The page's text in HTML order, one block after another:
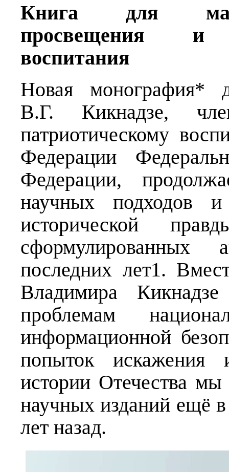
Книга для
просвещения и
воспитания
Новая монография*
В.Г. Кикнадзе,
патриотическому
Федерации
Федерации,
научных подходов
исторической
последних лет1.
Владимира
проблемам
информационной
попыток искажения
истории Отечества
научных изданий ещё в
лет назад.